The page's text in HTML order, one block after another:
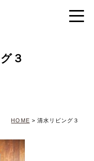
３
HOME > 清水リビング３